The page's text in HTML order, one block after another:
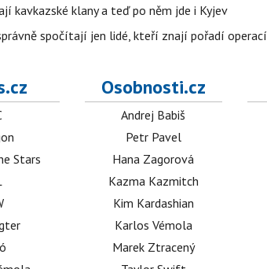
kavkazské klany a teď po něm jde i Kyjev
spočítají jen lidé, kteří znají pořadí operací
Stars
Osobnosti.cz
Andrej Babiš
Petr Pavel
Hana Zagorová
Kazma Kazmitch
Kim Kardashian
Karlos Vémola
Marek Ztracený